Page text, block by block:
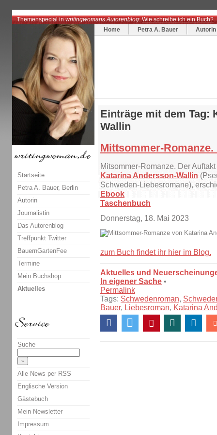
Themenspecial inwritingwomans Autorenblog:Wie schreibe ich ein Buch?
Home
Petra A. Bauer Autorin
Einträge mit dem Tag:
Wallin
Mittsommer-
Mitsommer-Romanze. Der
Katarina Andersson-Wallin
Schweden-Liebesromane),
Ebook
Taschenbuch
Donnerstag, 18. Mai 2023
zum Buch findet ihr hier im Blog.
Aktuelles und
In eigener Sache •
Permalink
Tags: Schwedenroman,
Bauer, Liebesroman, Katarina
Startseite
Petra A. Bauer, Berlin
Autorin
Journalistin
Das Autorenblog
Treffpunkt Twitter
BauernGartenFee
Termine
Mein Buchshop
Aktuelles
Suche
Alle News per RSS
Englische Version
Gästebuch
Mein Newsletter
Impressum